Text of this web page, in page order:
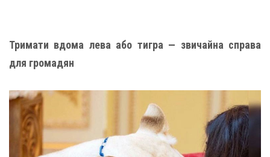
Тримати вдома лева або тигра — звичайна справа
для громадян